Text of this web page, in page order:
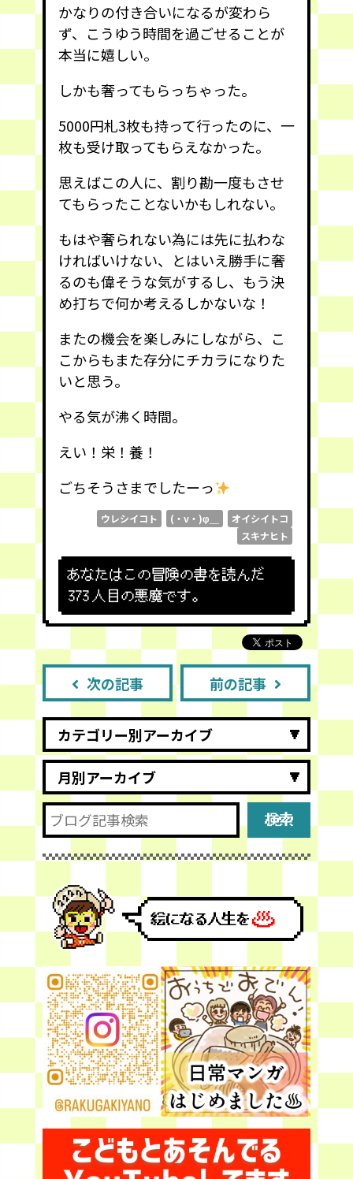
かなりの付き合いになるが変わら
ず、こうゆう時間を過ごせることが
本当に嬉しい。
しかも奢ってもらっちゃった。
5000円札3枚も持って行ったのに、一
枚も受け取ってもらえなかった。
思えばこの人に、割り勘一度もさせ
てもらったことないかもしれない。
もはや奢られない為には先に払わな
ければいけない、とはいえ勝手に奢
るのも偉そうな気がするし、もう決
め打ちで何か考えるしかないな！
またの機会を楽しみにしながら、こ
こからもまた存分にチカラになりた
いと思う。
やる気が沸く時間。
えい！栄！養！
ごちそうさまでしたーっ
ウレシイコト (・v・)φ＿
オイシイトコ
スキナヒト
あなたはこの冒険の書を読んだ
373 人目の悪魔です。
次の記事 前の記事